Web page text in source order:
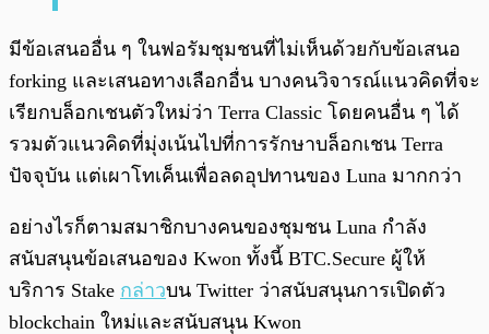
มีข้อเสนออื่น ๆ ในฟอรัมชุมชนที่ไม่เห็นด้วยกับข้อเสนอ
forking และเสนอทางเลือกอื่น บางคนวิจารณ์แนวคิดที่จะ
เรียกบล็อกเชนตัวใหม่ว่า Terra Classic โดยคนอื่น ๆ ได้
รวมตัวแนวคิดที่มุ่งเน้นไปที่การรักษาบล็อกเชน Terra
ปัจจุบัน แต่เผาโทเค็นเพื่อลดอุปทานของ Luna มากกว่า
อย่างไรก็ตามสมาชิกบางคนของชุมชน Luna กำลัง
สนับสนุนข้อเสนอของ Kwon ทั้งนี้ BTC.Secure ผู้ให้
บริการ Stake กล่าวบน Twitter ว่าสนับสนุนการเปิดตัว
blockchain ใหม่และสนับสนุน Kwon